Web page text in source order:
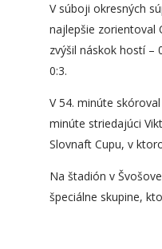
V súboji okresných
najlepšie zorientoval
zvýšil náskok hostí –
0:3.
V 54. minúte
minúte striedajúci
Slovnaft Cupu, v
Na štadión v
špeciálne skupine,